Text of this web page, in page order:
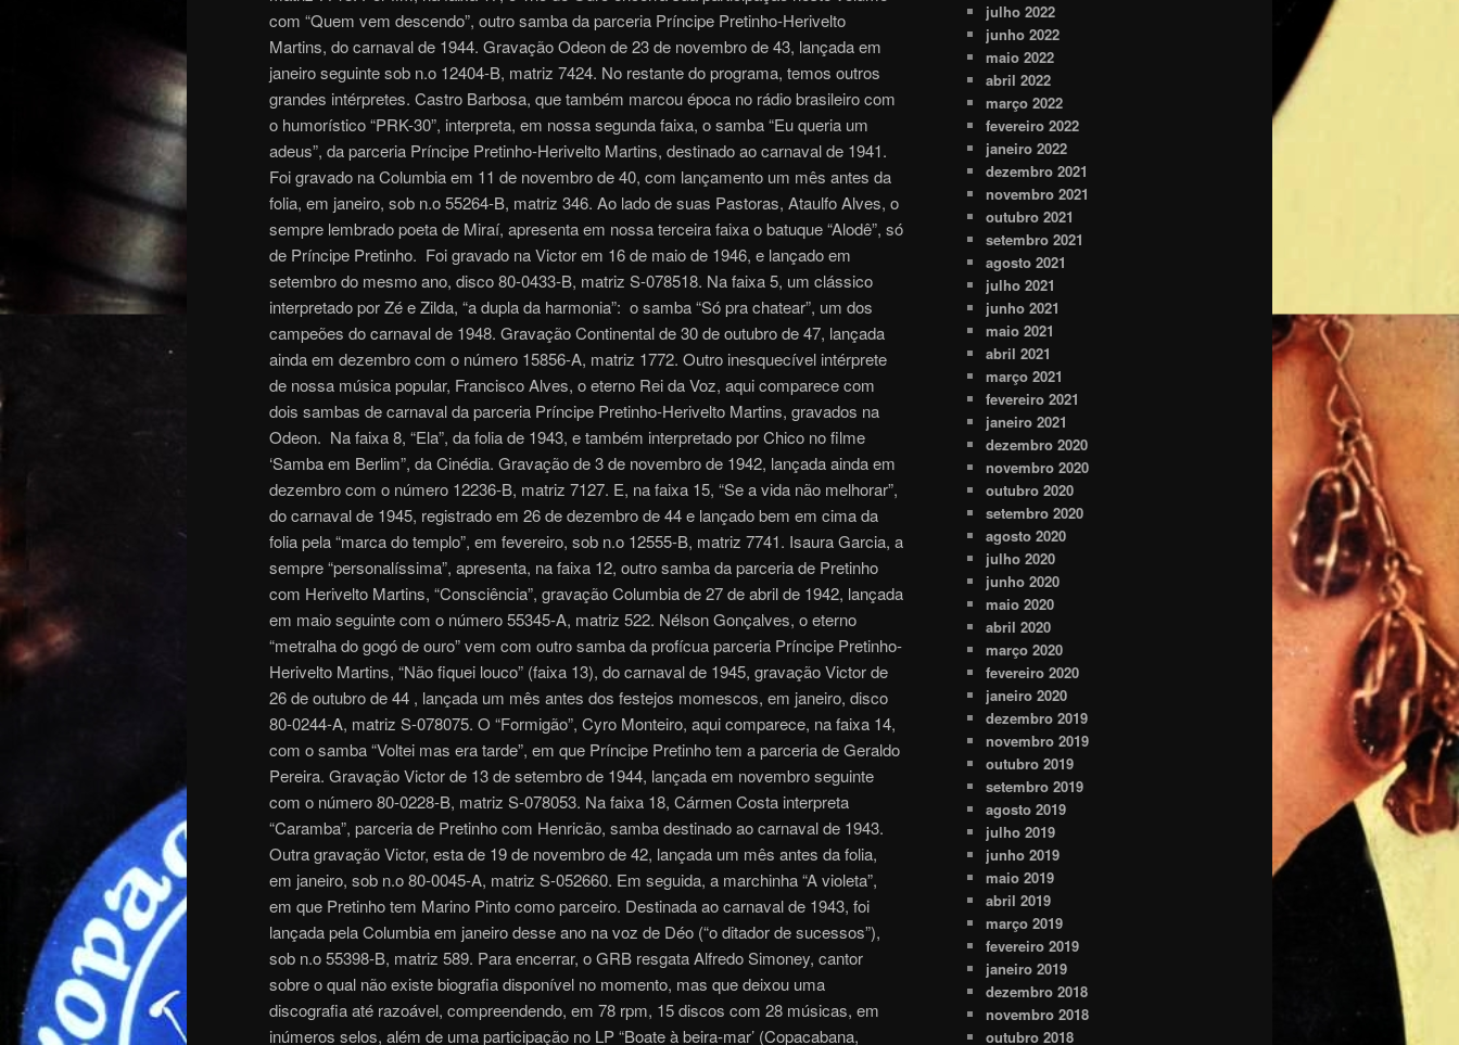
com “Quem vem descendo”, outro samba da parceria Príncipe Pretinho-Herivelto
Martins, do carnaval de 1944. Gravação Odeon de 23 de novembro de 43, lançada em
janeiro seguinte sob n.o 12404-B, matriz 7424. No restante do programa, temos outros
grandes intérpretes. Castro Barbosa, que também marcou época no rádio brasileiro com
o humorístico “PRK-30”, interpreta, em nossa segunda faixa, o samba “Eu queria um
adeus”, da parceria Príncipe Pretinho-Herivelto Martins, destinado ao carnaval de 1941.
Foi gravado na Columbia em 11 de novembro de 40, com lançamento um mês antes da
folia, em janeiro, sob n.o 55264-B, matriz 346. Ao lado de suas Pastoras, Ataulfo Alves, o
sempre lembrado poeta de Miraí, apresenta em nossa terceira faixa o batuque “Alodê”, só
de Príncipe Pretinho. Foi gravado na Victor em 16 de maio de 1946, e lançado em
setembro do mesmo ano, disco 80-0433-B, matriz S-078518. Na faixa 5, um clássico
interpretado por Zé e Zilda, “a dupla da harmonia”: o samba “Só pra chatear”, um dos
campeões do carnaval de 1948. Gravação Continental de 30 de outubro de 47, lançada
ainda em dezembro com o número 15856-A, matriz 1772. Outro inesquecível intérprete
de nossa música popular, Francisco Alves, o eterno Rei da Voz, aqui comparece com
dois sambas de carnaval da parceria Príncipe Pretinho-Herivelto Martins, gravados na
Odeon. Na faixa 8, “Ela”, da folia de 1943, e também interpretado por Chico no filme
‘Samba em Berlim”, da Cinédia. Gravação de 3 de novembro de 1942, lançada ainda em
dezembro com o número 12236-B, matriz 7127. E, na faixa 15, “Se a vida não melhorar”,
do carnaval de 1945, registrado em 26 de dezembro de 44 e lançado bem em cima da
folia pela “marca do templo”, em fevereiro, sob n.o 12555-B, matriz 7741. Isaura Garcia, a
sempre “personalíssima”, apresenta, na faixa 12, outro samba da parceria de Pretinho
com Herivelto Martins, “Consciência”, gravação Columbia de 27 de abril de 1942, lançada
em maio seguinte com o número 55345-A, matriz 522. Nélson Gonçalves, o eterno
“metralha do gogó de ouro” vem com outro samba da profícua parceria Príncipe Pretinho-
Herivelto Martins, “Não fiquei louco” (faixa 13), do carnaval de 1945, gravação Victor de
26 de outubro de 44 , lançada um mês antes dos festejos momescos, em janeiro, disco
80-0244-A, matriz S-078075. O “Formigão”, Cyro Monteiro, aqui comparece, na faixa 14,
com o samba “Voltei mas era tarde”, em que Príncipe Pretinho tem a parceria de Geraldo
Pereira. Gravação Victor de 13 de setembro de 1944, lançada em novembro seguinte
com o número 80-0228-B, matriz S-078053. Na faixa 18, Cármen Costa interpreta
“Caramba”, parceria de Pretinho com Henricão, samba destinado ao carnaval de 1943.
Outra gravação Victor, esta de 19 de novembro de 42, lançada um mês antes da folia,
em janeiro, sob n.o 80-0045-A, matriz S-052660. Em seguida, a marchinha “A violeta”,
em que Pretinho tem Marino Pinto como parceiro. Destinada ao carnaval de 1943, foi
lançada pela Columbia em janeiro desse ano na voz de Déo (“o ditador de sucessos”),
sob n.o 55398-B, matriz 589. Para encerrar, o GRB resgata Alfredo Simoney, cantor
sobre o qual não existe biografia disponível no momento, mas que deixou uma
discografia até razoável, compreendendo, em 78 rpm, 15 discos com 28 músicas, em
inúmeros selos, além de uma participação no LP “Boate à beira-mar’ (Copacabana,
julho 2022
junho 2022
maio 2022
abril 2022
março 2022
fevereiro 2022
janeiro 2022
dezembro 2021
novembro 2021
outubro 2021
setembro 2021
agosto 2021
julho 2021
junho 2021
maio 2021
abril 2021
março 2021
fevereiro 2021
janeiro 2021
dezembro 2020
novembro 2020
outubro 2020
setembro 2020
agosto 2020
julho 2020
junho 2020
maio 2020
abril 2020
março 2020
fevereiro 2020
janeiro 2020
dezembro 2019
novembro 2019
outubro 2019
setembro 2019
agosto 2019
julho 2019
junho 2019
maio 2019
abril 2019
março 2019
fevereiro 2019
janeiro 2019
dezembro 2018
novembro 2018
outubro 2018